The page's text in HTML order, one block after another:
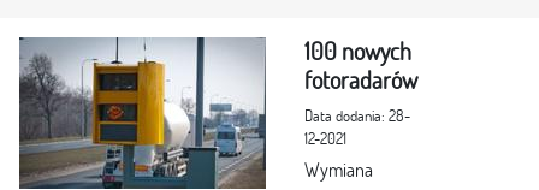
100 nowych
fotoradarów
Data dodania: 28-
12-2021
Wymiana